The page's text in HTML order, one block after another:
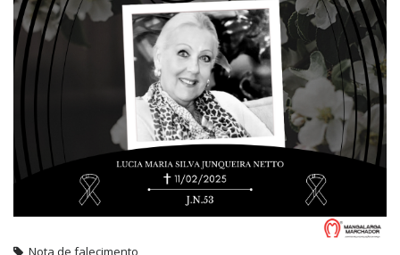
Nota de falecimento